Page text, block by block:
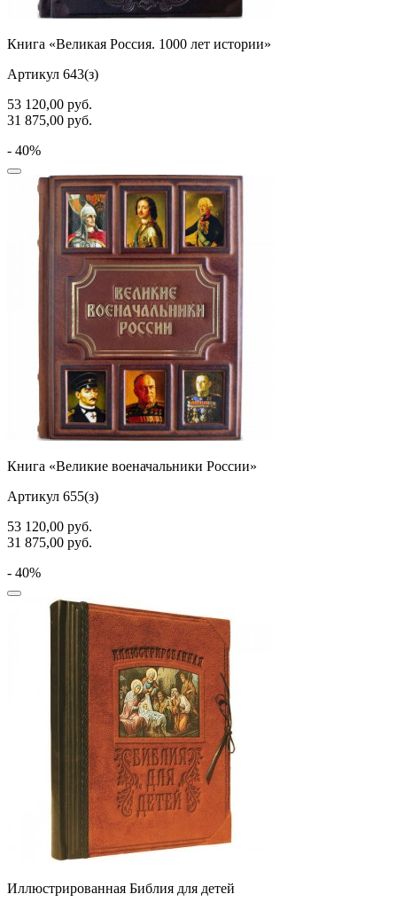
Книга «Великая Россия. 1000 лет истории»
Артикул 643(з)
53 120,00 руб.
31 875,00 руб.
- 40%
Книга «Великие военачальники России»
Артикул 655(з)
53 120,00 руб.
31 875,00 руб.
- 40%
Иллюстрированная Библия для детей